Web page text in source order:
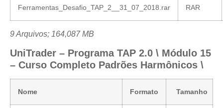
Ferramentas_Desafio_TAP_2__31_07_2018.rar RAR
9 Arquivos; 164,087 MB
UniTrader – Programa TAP 2.0 \ Módulo 15
– Curso Completo Padrões Harmônicos \
Nome Formato Tamanho